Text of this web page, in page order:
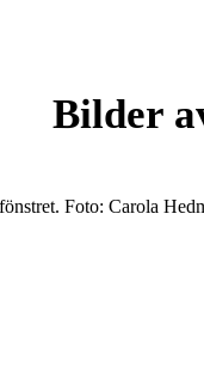
Bilder
Foto: Carola